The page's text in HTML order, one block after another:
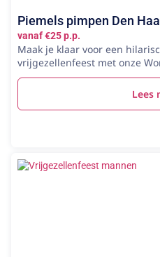
Piemels pimpen Den
vanaf €25 p.p.
Maak je klaar voor een
vrijgezellenfeest met onze
Lees